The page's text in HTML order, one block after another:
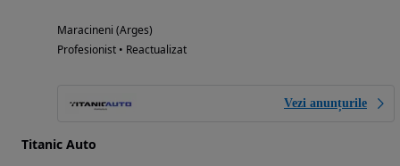
Maracineni (Arges)
Profesionist • Reactualizat
Vezi anunțurile
Titanic Auto